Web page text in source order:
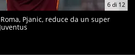
6di 12
Pjanic, reduce da un super